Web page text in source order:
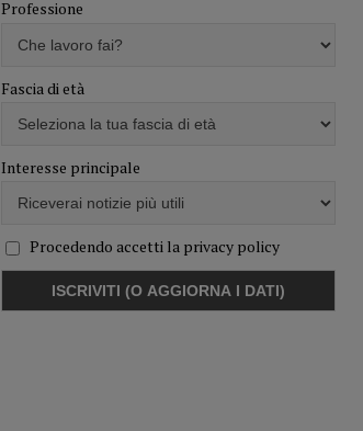
Professione
Fascia di età
Interesse principale
Procedendo accetti la privacy policy